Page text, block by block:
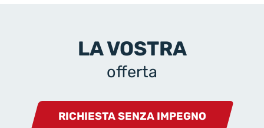
LA VOSTRA
offerta
RICHIESTA SENZA IMPEGNO